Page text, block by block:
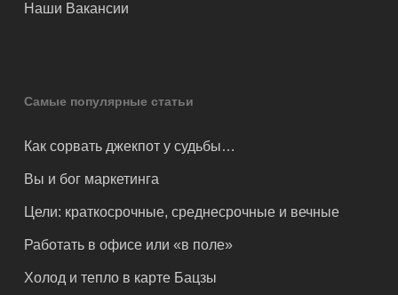
Наши Вакансии
Самые популярные статьи
Как сорвать джекпот у судьбы…
Вы и бог маркетинга
Цели: краткосрочные, среднесрочные и вечные
Работать в офисе или «в поле»
Холод и тепло в карте Бацзы